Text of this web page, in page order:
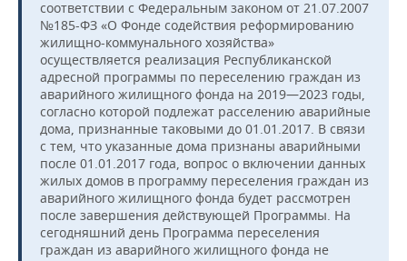
соответствии с Федеральным законом от 21.07.2007
№185-ФЗ «О Фонде содействия реформированию
жилищно-коммунального хозяйства»
осуществляется реализация Республиканской
адресной программы по переселению граждан из
аварийного жилищного фонда на 2019—2023 годы,
согласно которой подлежат расселению аварийные
дома, признанные таковыми до 01.01.2017. В связи
с тем, что указанные дома признаны аварийными
после 01.01.2017 года, вопрос о включении данных
жилых домов в программу переселения граждан из
аварийного жилищного фонда будет рассмотрен
после завершения действующей Программы. На
сегодняшний день Программа переселения
граждан из аварийного жилищного фонда не